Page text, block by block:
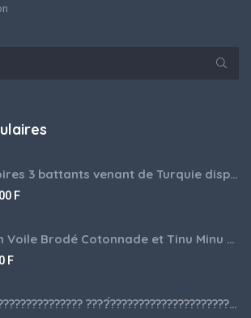
Armoires 3 battants venant de Turquie disponibles
F
Patch Voile Brodé Cotonnade et Tinu Minu de l’Inde ???????? ????
F
???????????????????? ????́???????????????????????????????????????? à vendre